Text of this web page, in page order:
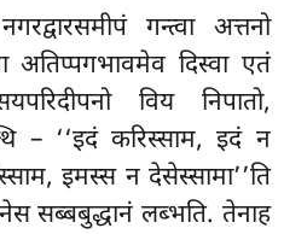
गन्त्वा अत्तनो
दिस्वा एतं
विय निपातो,
– ‘‘इदं करिस्साम, इदं न
इमस्स न देसेस्सामा’’ति
सब्बबुद्धानं लब्भति. तेनाह